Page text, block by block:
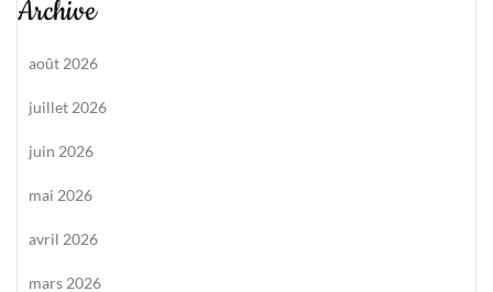
Archive
août 2026
juillet 2026
juin 2026
mai 2026
avril 2026
mars 2026